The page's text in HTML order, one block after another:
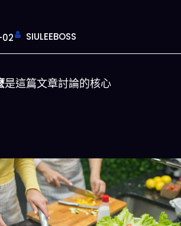
SIULEEBOSS
是這篇文章討論的核心